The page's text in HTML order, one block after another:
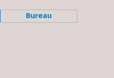
Bureau